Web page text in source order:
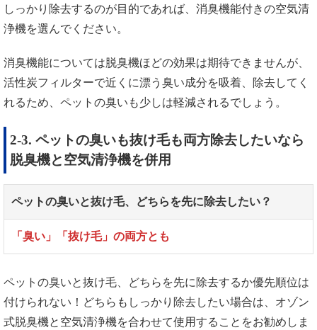
しっかり除去するのが目的であれば、消臭機能付きの空気清
浄機を選んでください。
消臭機能については脱臭機ほどの効果は期待できませんが、
活性炭フィルターで近くに漂う臭い成分を吸着、除去してく
れるため、ペットの臭いも少しは軽減されるでしょう。
2-3. ペットの臭いも抜け毛も両方除去したいなら
脱臭機と空気清浄機を併用
ペットの臭いと抜け毛、どちらを先に除去したい？
「臭い」「抜け毛」の両方とも
ペットの臭いと抜け毛、どちらを先に除去するか優先順位は
付けられない！どちらもしっかり除去したい場合は、オゾン
式脱臭機と空気清浄機を合わせて使用することをお勧めしま